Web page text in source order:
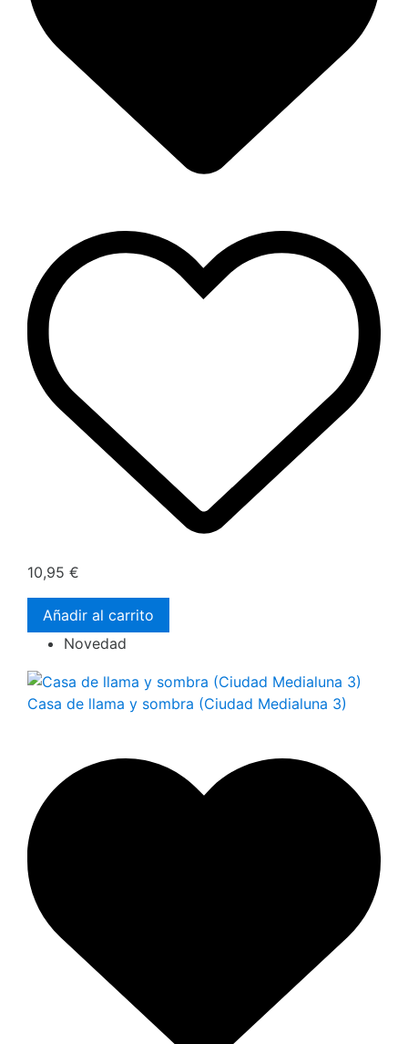
10,95 €
Añadir al carrito
Novedad
Casa de llama y sombra (Ciudad Medialuna 3)